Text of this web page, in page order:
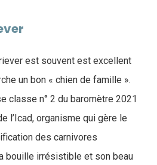
est souvent est excellent
un bon « chien de famille ».
classe n° 2 du baromètre 2021
l’Icad, organisme qui gère le
des carnivores
bouille irrésistible et son beau